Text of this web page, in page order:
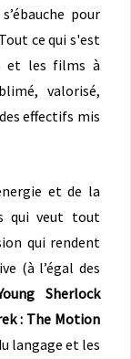
pour
ce qui s'est
et les films à
valorisé,
effectifs mis
et de la
qui veut tout
qui rendent
(à l’égal des
Sherlock
: The Motion
langage et les